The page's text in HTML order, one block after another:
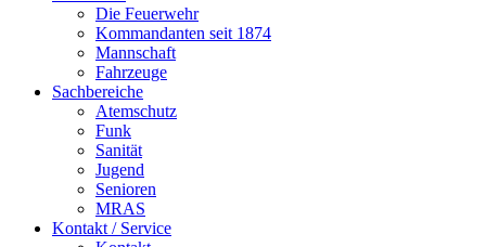
Die Feuerwehr
Kommandanten seit 1874
Mannschaft
Fahrzeuge
Sachbereiche
Atemschutz
Funk
Sanität
Jugend
Senioren
MRAS
Kontakt / Service